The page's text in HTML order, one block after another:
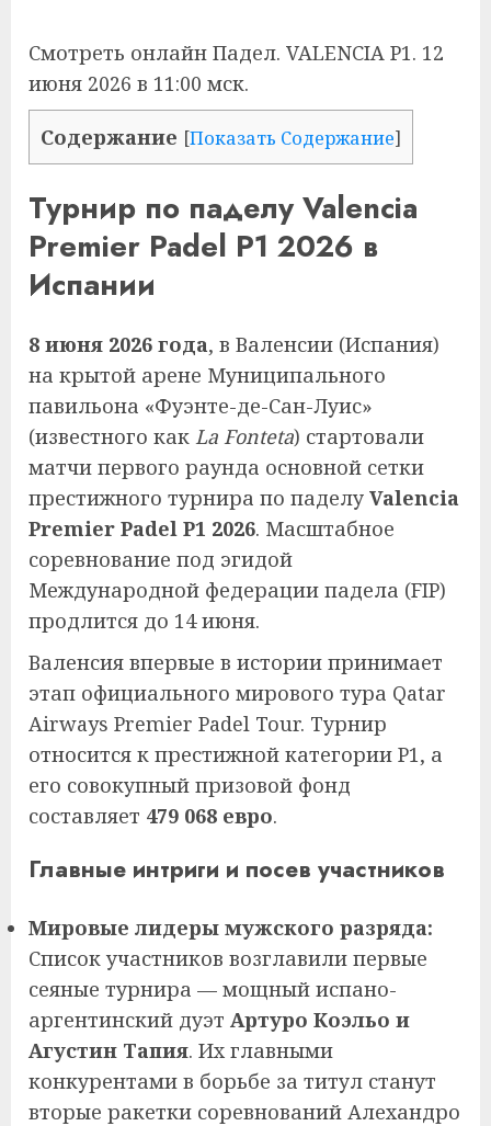
Смотреть онлайн Падел. VALENCIA P1. 12
июня 2026 в 11:00 мск.
Содержание [Показать Содержание]
Турнир по паделу Valencia
Premier Padel P1 2026 в
Испании
8 июня 2026 года, в Валенсии (Испания)
на крытой арене Муниципального
павильона «Фуэнте-де-Сан-Луис»
(известного как La Fonteta) стартовали
матчи первого раунда основной сетки
престижного турнира по паделу Valencia
Premier Padel P1 2026. Масштабное
соревнование под эгидой
Международной федерации падела (FIP)
продлится до 14 июня.
Валенсия впервые в истории принимает
этап официального мирового тура Qatar
Airways Premier Padel Tour. Турнир
относится к престижной категории P1, а
его совокупный призовой фонд
составляет 479 068 евро.
Главные интриги и посев участников
Мировые лидеры мужского разряда:
Список участников возглавили первые
сеяные турнира — мощный испано-
аргентинский дуэт Артуро Коэльо и
Агустин Тапия. Их главными
конкурентами в борьбе за титул станут
вторые ракетки соревнований Алехандро